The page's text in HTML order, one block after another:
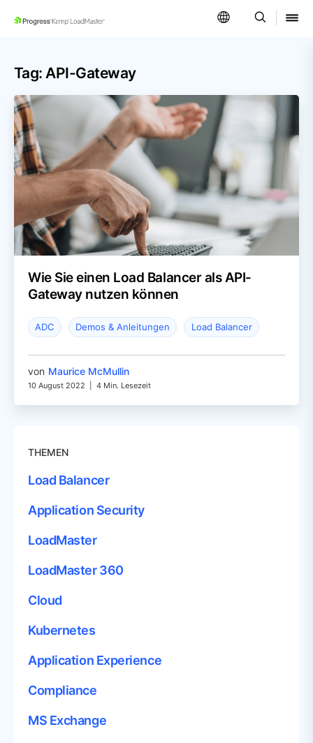
SKIP NAVIGATION
Tag: API-Gateway
Wie Sie einen Load Balancer als API-
Gateway nutzen können
ADC Demos & Anleitungen Load Balancer
von Maurice McMullin
10 August 2022 4 Min. Lesezeit
THEMEN
Load Balancer
Application Security
LoadMaster
LoadMaster 360
Cloud
Kubernetes
Application Experience
Compliance
MS Exchange